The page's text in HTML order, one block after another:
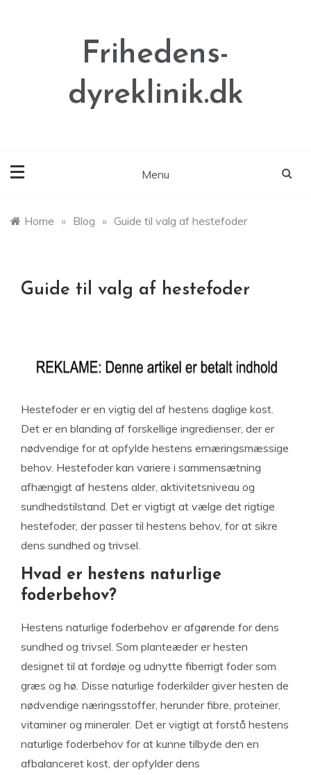
Frihedens-
dyreklinik.dk
Menu
Home » Blog » Guide til valg af hestefoder
Guide til valg af hestefoder
Hestefoder er en vigtig del af hestens daglige kost.
Det er en blanding af forskellige ingredienser, der er
nødvendige for at opfylde hestens ernæringsmæssige
behov. Hestefoder kan variere i sammensætning
afhængigt af hestens alder, aktivitetsniveau og
sundhedstilstand. Det er vigtigt at vælge det rigtige
hestefoder, der passer til hestens behov, for at sikre
dens sundhed og trivsel.
Hvad er hestens naturlige
foderbehov?
Hestens naturlige foderbehov er afgørende for dens
sundhed og trivsel. Som planteæder er hesten
designet til at fordøje og udnytte fiberrigt foder som
græs og hø. Disse naturlige foderkilder giver hesten de
nødvendige næringsstoffer, herunder fibre, proteiner,
vitaminer og mineraler. Det er vigtigt at forstå hestens
naturlige foderbehov for at kunne tilbyde den en
afbalanceret kost, der opfylder dens